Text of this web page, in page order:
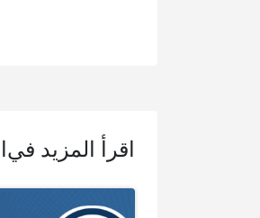
اقرأ المزيد في